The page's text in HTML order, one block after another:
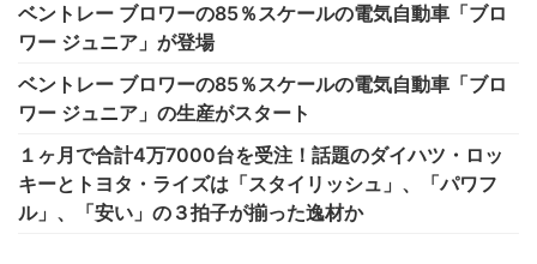
ベントレー ブロワーの85％スケールの電気自動車「ブロ
ワー ジュニア」が登場
ベントレー ブロワーの85％スケールの電気自動車「ブロ
ワー ジュニア」の生産がスタート
１ヶ月で合計4万7000台を受注！話題のダイハツ・ロッ
キーとトヨタ・ライズは「スタイリッシュ」、「パワフ
ル」、「安い」の３拍子が揃った逸材か